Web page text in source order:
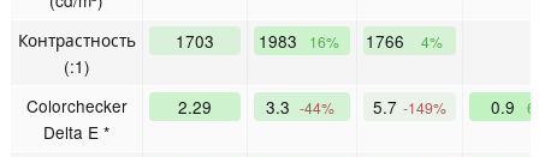
Контрастность
(:1)
1703 1983 16% 1766 4%
Colorchecker
Delta E *
2.29 3.3 -44% 5.7 -149% 0.9